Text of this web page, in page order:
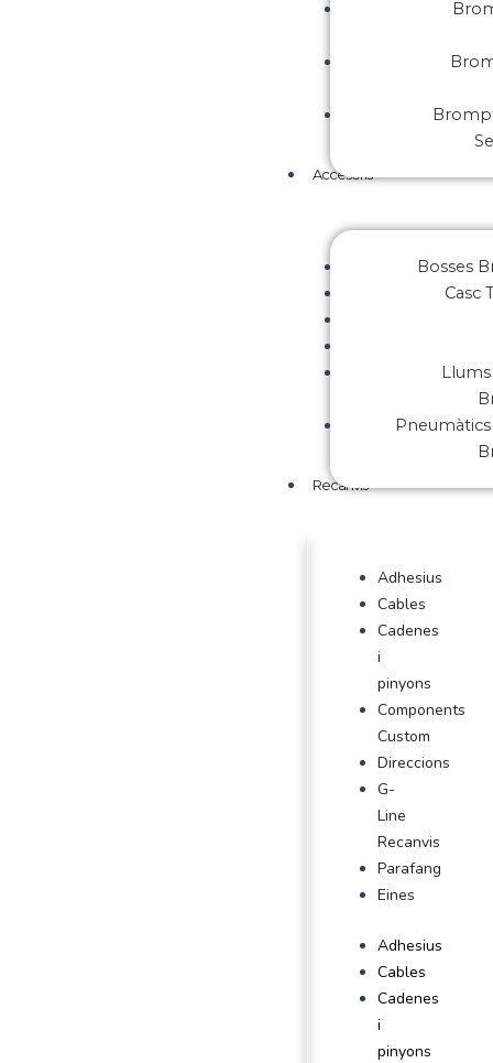
Accesoris
Bosses
Casc
Recanvis
Adhesius
Cables
Cadenes
i
pinyons
Components
Custom
Direccions
G-
Line
Recanvis
Parafang
Eines
Adhesius
Cables
Cadenes
i
pinyons